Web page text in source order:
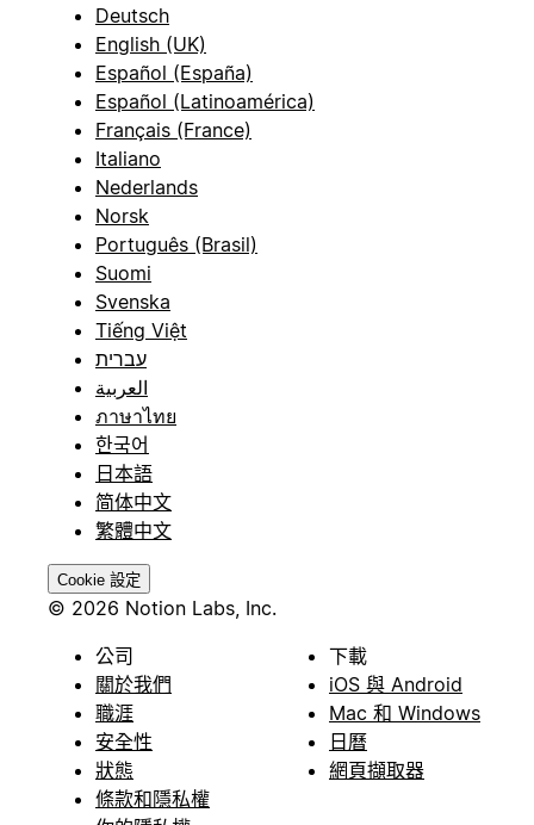
Deutsch
English (UK)
Español (España)
Español (Latinoamérica)
Français (France)
Italiano
Nederlands
Norsk
Português (Brasil)
Suomi
Svenska
Tiếng Việt
עברית
العربية
ภาษาไทย
한국어
日本語
简体中文
繁體中文
Cookie 設定
© 2026 Notion Labs, Inc.
公司
關於我們
職涯
安全性
狀態
條款和隱私權
下載
iOS 與 Android
Mac 和 Windows
日曆
網頁擷取器